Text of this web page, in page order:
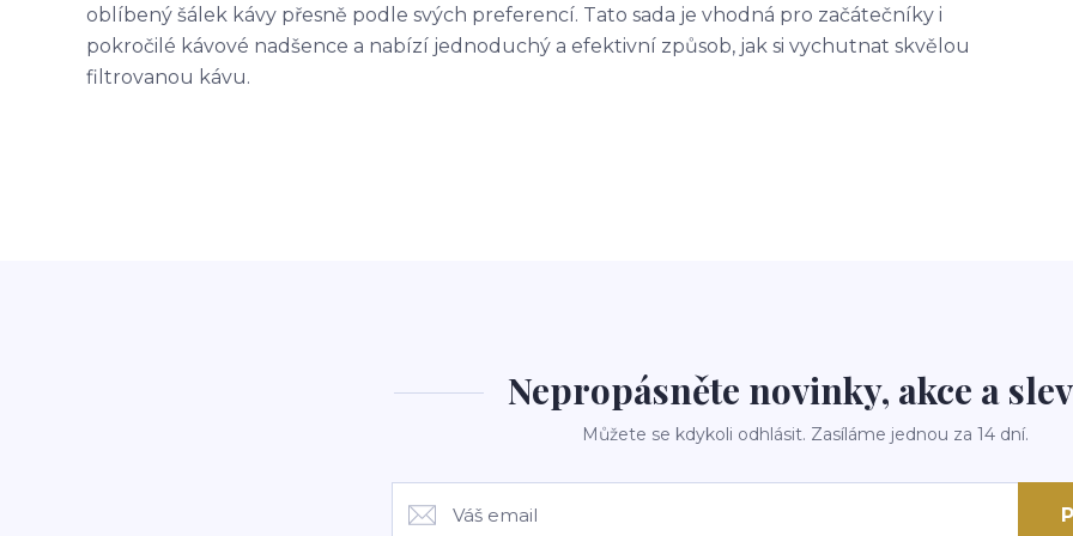
oblíbený šálek kávy přesně podle svých preferencí. Tato sada je vhodná pro začátečníky i
pokročilé kávové nadšence a nabízí jednoduchý a efektivní způsob, jak si vychutnat skvělou
filtrovanou kávu.
Nepropásněte novinky, akce a
Můžete se kdykoli odhlásit. Zasíláme jednou za 14 dní.